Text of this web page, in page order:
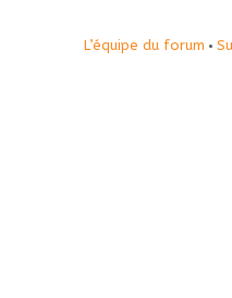
L’équipe du forum •